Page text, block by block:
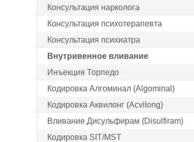
Консультация нарколога
Консультация психотерапевта
Консультация психиатра
Внутривенное вливание
Инъекция Торпедо
Кодировка Алгоминал (Algominal)
Кодировка Аквилонг (Acvilong)
Вливание Дисульфирам (Disulfiram)
Кодировка SIT/MST